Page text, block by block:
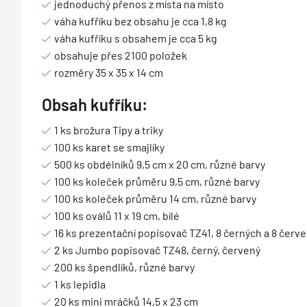
jednoduchý přenos z místa na místo
váha kufříku bez obsahu je cca 1,8 kg
váha kufříku s obsahem je cca 5 kg
obsahuje přes 2100 položek
rozměry 35 x 35 x 14 cm
Obsah kufříku:
1 ks brožura Tipy a triky
100 ks karet se smajlíky
500 ks obdélníků 9,5 cm x 20 cm, různé barvy
100 ks koleček průměru 9,5 cm, různé barvy
100 ks koleček průměru 14 cm, různé barvy
100 ks oválů 11 x 19 cm, bílé
16 ks prezentační popisovač TZ41, 8 černých a 8
2 ks Jumbo popisovač TZ48, černý, červený
200 ks špendlíků, různé barvy
1 ks lepidla
20 ks mini mráčků 14,5 x 23 cm